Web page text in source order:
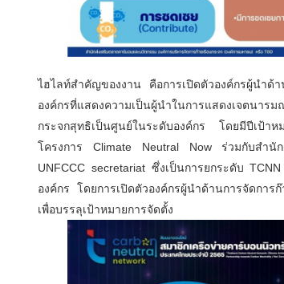
ไฮไลท์สำคัญของงาน คือการเปิดตัวองค์กรผู้นำด้
องค์กรที่แสดงความเป็นผู้นำในการแสดงเจตนาร
กระจกสุทธิเป็นศูนย์ในระดับองค์กร โดยมีปีเป้า
โครงการ Climate Neutral Now ร่วมกับสำนัก
UNFCCC secretariat ซึ่งเป็นการยกระดับ
องค์กร โดยการเปิดตัวองค์กรผู้นำด้านการจัดกา
เพื่อบรรลุเป้าหมายการจัดตั้ง